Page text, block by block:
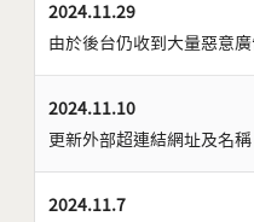
2024.11.29
由於後台仍收到大量惡意
2024.11.10
更新外部超連結網址及名稱
2024.11.7